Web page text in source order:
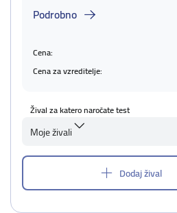
Podrobno
Cena:
Cena za vzreditelje:
Žival za katero naročate test
Moje živali
Dodaj žival